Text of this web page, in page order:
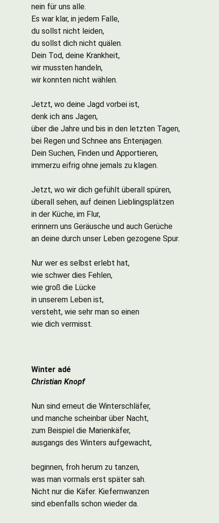
nein für uns alle.
Es war klar, in jedem Falle,
du sollst nicht leiden,
du sollst dich nicht quälen.
Dein Tod, deine Krankheit,
wir mussten handeln,
wir konnten nicht wählen.
Jetzt, wo deine Jagd vorbei ist,
denk ich ans Jagen,
über die Jahre und bis in den letzten Tagen,
bei Regen und Schnee ans Entenjagen.
Dein Suchen, Finden und Apportieren,
immerzu eifrig ohne jemals zu klagen.
Jetzt, wo wir dich gefühlt überall spüren,
überall sehen, auf deinen Lieblingsplätzen
in der Küche, im Flur,
erinnern uns Geräusche und auch Gerüche
an deine durch unser Leben gezogene Spur.
Nur wer es selbst erlebt hat,
wie schwer dies Fehlen,
wie groß die Lücke
in unserem Leben ist,
versteht, wie sehr man so einen
wie dich vermisst.
Winter adé
Christian Knopf
Nun sind erneut die Winterschläfer,
und manche scheinbar über Nacht,
zum Beispiel die Marienkäfer,
ausgangs des Winters aufgewacht,
beginnen, froh herum zu tanzen,
was man vormals erst später sah.
Nicht nur die Käfer. Kiefernwanzen
sind ebenfalls schon wieder da.